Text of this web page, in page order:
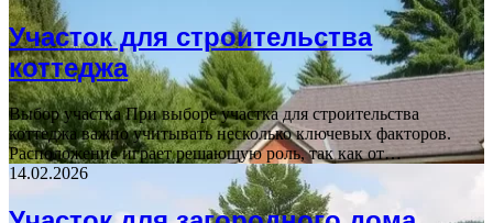
Участок для строительства
коттеджа
Выбор участка При выборе участка для строительства
коттеджа важно учитывать несколько ключевых факторов.
Расположение играет решающую роль, так как от…
14.02.2026